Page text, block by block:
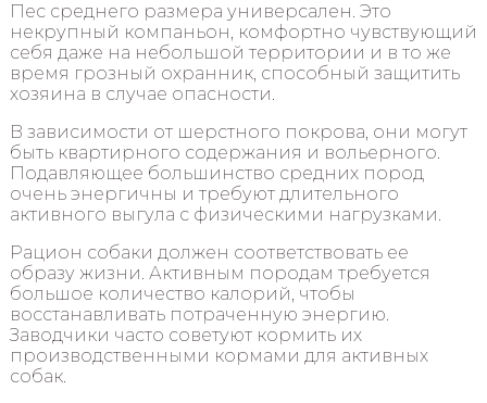
Пес среднего размера универсален. Это
некрупный компаньон, комфортно чувствующий
себя даже на небольшой территории и в то же
время грозный охранник, способный защитить
хозяина в случае опасности.
В зависимости от шерстного покрова, они могут
быть квартирного содержания и вольерного.
Подавляющее большинство средних пород
очень энергичны и требуют длительного
активного выгула с физическими нагрузками.
Рацион собаки должен соответствовать ее
образу жизни. Активным породам требуется
большое количество калорий, чтобы
восстанавливать потраченную энергию.
Заводчики часто советуют кормить их
производственными кормами для активных
собак.